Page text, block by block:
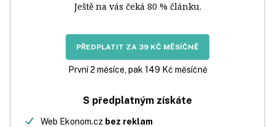
Ještě na vás čeká 80 % článku.
PŘEDPLATIT ZA 39 KČ MĚSÍČNĚ
První 2 měsíce, pak 149 Kč měsíčně
S předplatným získáte
Web Ekonom.cz bez reklam